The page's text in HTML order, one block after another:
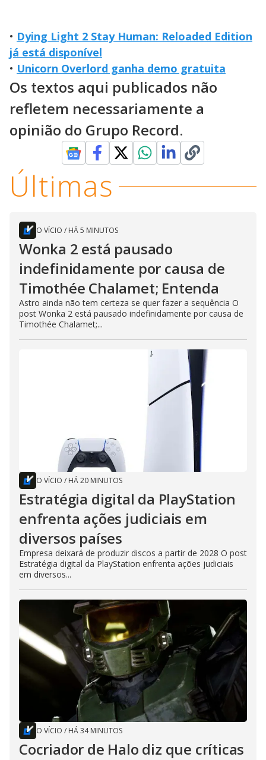
• Dying Light 2 Stay Human: Reloaded Edition
já está disponível
• Unicorn Overlord ganha demo gratuita
Os textos aqui publicados não
refletem necessariamente a
opinião do Grupo Record.
Últimas
O VÍCIO / HÁ 5 MINUTOS
Wonka 2 está pausado
indefinidamente por causa de
Timothée Chalamet; Entenda
Astro ainda não tem certeza se quer fazer a sequência O
post Wonka 2 está pausado indefinidamente por causa de
Timothée Chalamet;...
O VÍCIO / HÁ 20 MINUTOS
Estratégia digital da PlayStation
enfrenta ações judiciais em
diversos países
Empresa deixará de produzir discos a partir de 2028 O post
Estratégia digital da PlayStation enfrenta ações judiciais
em diversos...
O VÍCIO / HÁ 34 MINUTOS
Cocriador de Halo diz que críticas